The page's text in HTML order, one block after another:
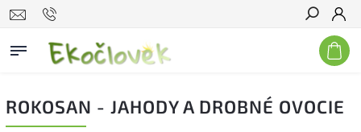
Hľadať
ROKOSAN - JAHODY A DROBNÉ OVOCIE